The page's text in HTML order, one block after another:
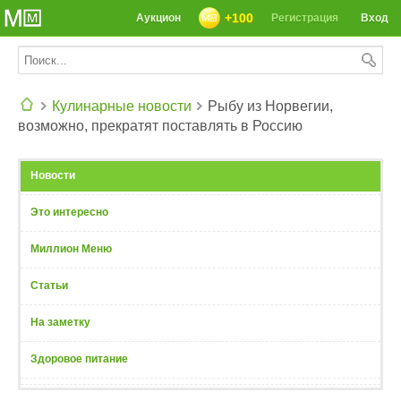
Вход
Регистрация
+100
Аукцион
Кулинарные новости
Рыбу из Норвегии,
возможно, прекратят поставлять в Россию
Новости
Это интересно
Миллион Меню
Статьи
На заметку
Здоровое питание